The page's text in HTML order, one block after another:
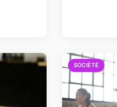
SOCIÉTÉ